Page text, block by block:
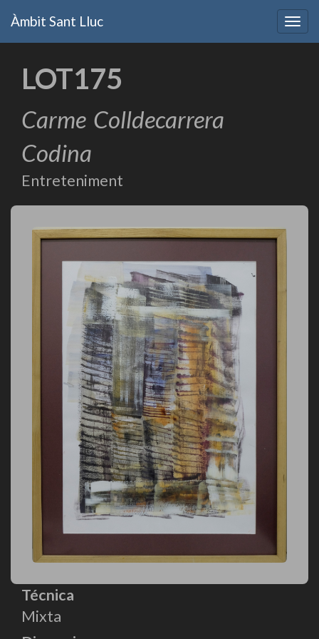
Àmbit Sant Lluc
LOT175
Carme Colldecarrera
Codina
Entreteniment
Técnica
Mixta